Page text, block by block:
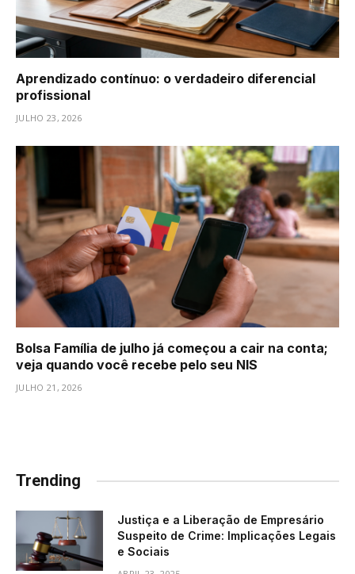
Aprendizado contínuo: o verdadeiro diferencial
profissional
JULHO 23, 2026
Bolsa Família de julho já começou a cair na conta;
veja quando você recebe pelo seu NIS
JULHO 21, 2026
Trending
Justiça e a Liberação de Empresário
Suspeito de Crime: Implicações Legais
e Sociais